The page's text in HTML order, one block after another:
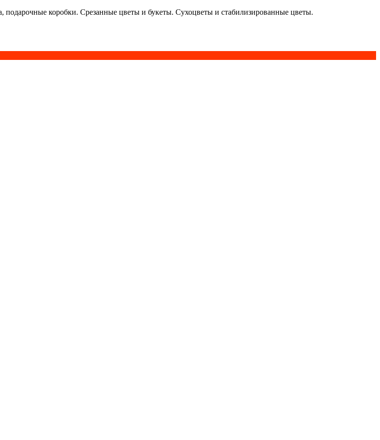
подарочные коробки. Срезанные цветы и букеты. Сухоцветы и стабилизированные цветы.